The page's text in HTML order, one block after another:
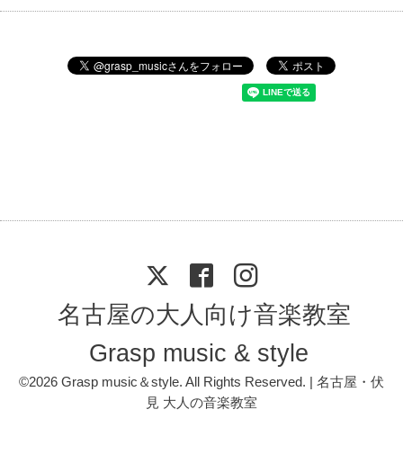
名古屋の大人向け音楽教室
Grasp music & style
©2026 Grasp music＆style. All Rights Reserved. | 名古屋・伏
見 大人の音楽教室